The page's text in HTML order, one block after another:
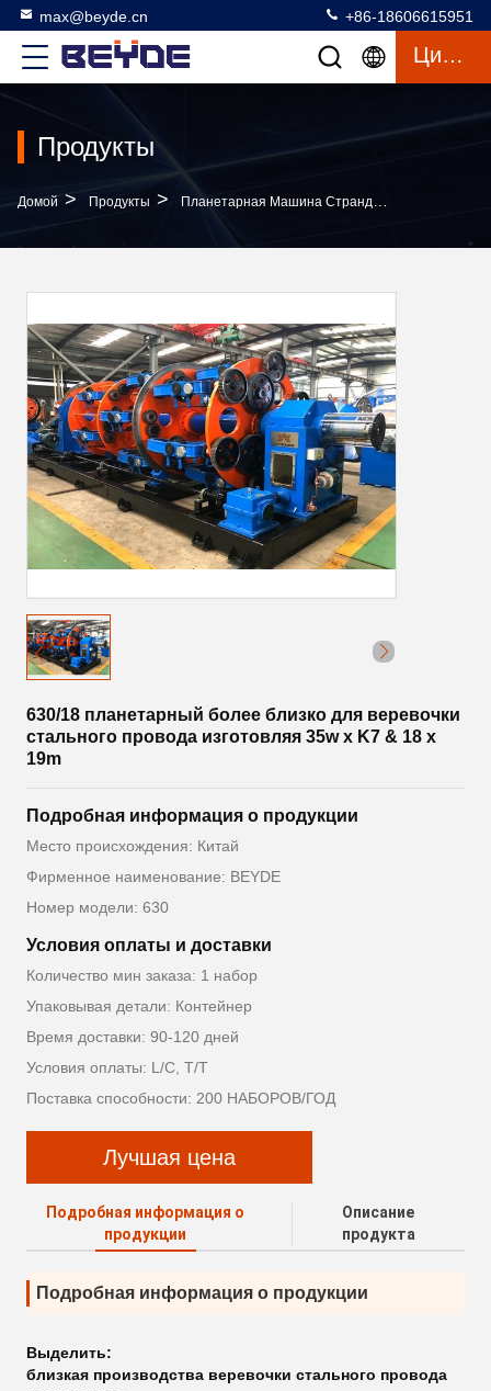
max@beyde.cn +86-18606615951
Цитата
Продукты
Домой > Продукты > Планетарная Машина Страндинг
630/18 планетарный более близко для веревочки
стального провода изготовляя 35w x K7 & 18 x
19m
Подробная информация о продукции
Место происхождения: Китай
Фирменное наименование: BEYDE
Номер модели: 630
Условия оплаты и доставки
Количество мин заказа: 1 набор
Упаковывая детали: Контейнер
Время доставки: 90-120 дней
Условия оплаты: L/C, T/T
Поставка способности: 200 НАБОРОВ/ГОД
Лучшая цена
Подробная информация о
продукции
Описание
продукта
Подробная информация о продукции
Выделить:
близкая производства веревочки стального провода